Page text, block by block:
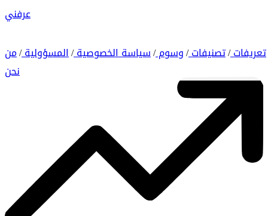
عرفني
تعريفات/ تصنيفات/ وسوم/ سياسة الخصوصية/ المسؤولية/ من
نحن